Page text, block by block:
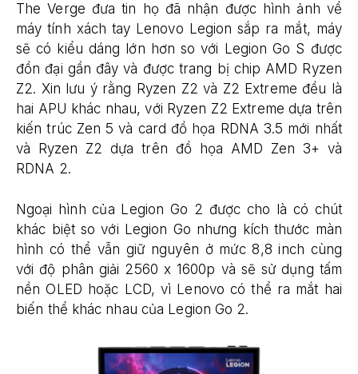
The Verge đưa tin họ đã nhận được hình ảnh về
máy tính xách tay Lenovo Legion sắp ra mắt, máy
sẽ có kiểu dáng lớn hơn so với Legion Go S được
đồn đại gần đây và được trang bị chip AMD Ryzen
Z2. Xin lưu ý rằng Ryzen Z2 và Z2 Extreme đều là
hai APU khác nhau, với Ryzen Z2 Extreme dựa trên
kiến ​​trúc Zen 5 và card đồ họa RDNA 3.5 mới nhất
và Ryzen Z2 dựa trên đồ họa AMD Zen 3+ và
RDNA 2.
Ngoại hình của Legion Go 2 được cho là có chút
khác biệt so với Legion Go nhưng kích thước màn
hình có thể vẫn giữ nguyên ở mức 8,8 inch cùng
với độ phân giải 2560 x 1600p và sẽ sử dụng tấm
nền OLED hoặc LCD, vì Lenovo có thể ra mắt hai
biến thể khác nhau của Legion Go 2.